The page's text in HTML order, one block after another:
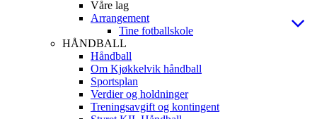
Våre lag
Arrangement
Tine fotballskole
HÅNDBALL
Håndball
Om Kjøkkelvik håndball
Sportsplan
Verdier og holdninger
Treningsavgift og kontingent